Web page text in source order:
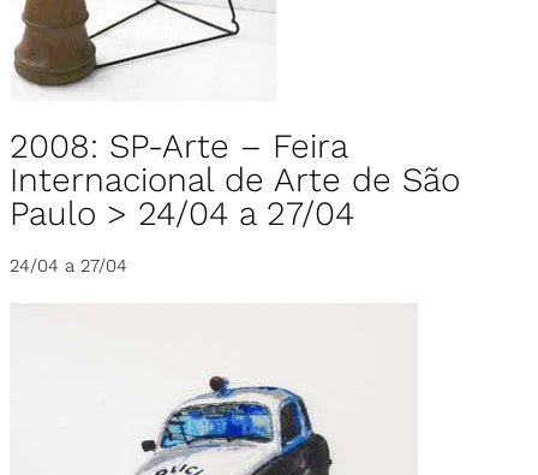
2008: SP-Arte – Feira
Internacional de Arte de São
Paulo > 24/04 a 27/04
24/04 a 27/04